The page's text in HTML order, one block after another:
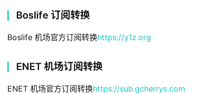
Boslife 订阅转换
Boslife 机场官方订阅转换https://y1z.org
ENET 机场订阅转换
ENET 机场官方订阅转换https://sub.gcherrys.com